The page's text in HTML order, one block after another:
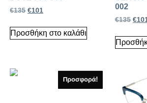
€135 €101
Προσθήκη στο καλάθι
002
€135 €
Προσφορά!